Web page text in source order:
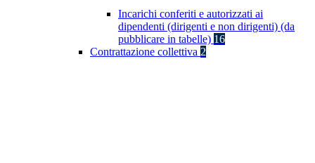
Incarichi conferiti e autorizzati ai
dipendenti (dirigenti e non dirigenti) (da
pubblicare in tabelle) 16
Contrattazione collettiva 2